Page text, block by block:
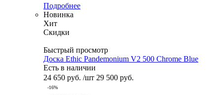
Подробнее
Новинка
Хит
Скидки
Быстрый просмотр
Доска Ethic Pandemonium V2 500 Chrome Blue
Есть в наличии
24 650 руб. /шт 29 500 руб.
-16%